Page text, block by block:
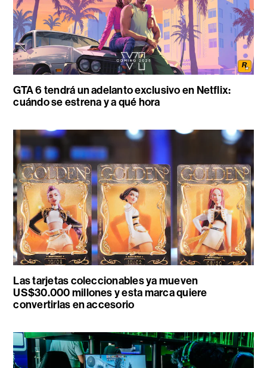
GTA 6 tendrá un adelanto exclusivo en Netflix:
cuándo se estrena y a qué hora
Las tarjetas coleccionables ya mueven
US$30.000 millones y esta marca quiere
convertirlas en accesorio